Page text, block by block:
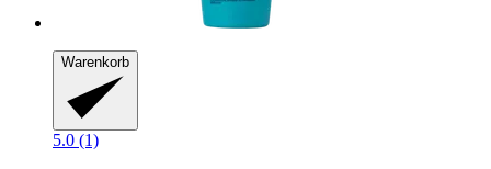
Warenkorb
5.0 (1)